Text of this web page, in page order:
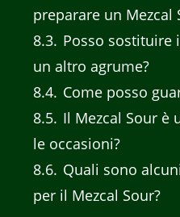
preparare un Mezcal
8.3 Posso sostituire
un altro agrume?
8.4 Come posso
8.5 Il Mezcal Sour è
le occasioni?
8.6 Quali sono
per il Mezcal Sour?